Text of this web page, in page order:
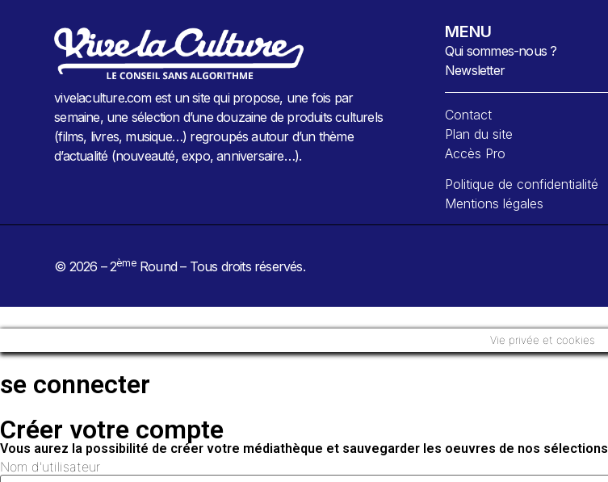
vivelaculture.com est un site qui propose, une fois par
semaine, une sélection d’une douzaine de produits culturels
(films, livres, musique…) regroupés autour d’un thème
d’actualité (nouveauté, expo, anniversaire…).
MENU
Qui sommes-nous ?
Newsletter
Contact
Plan du site
Accès Pro
Politique de confidentialité
Mentions légales
© 2026 – 2èmeRound – Tous droits réservés.
Vie privée et cookies
se connecter
Créer votre compte
Vous aurez la possibilité de créer votre médiathèque et sauvegarder les oeuvres de nos sélections
Nom d'utilisateur